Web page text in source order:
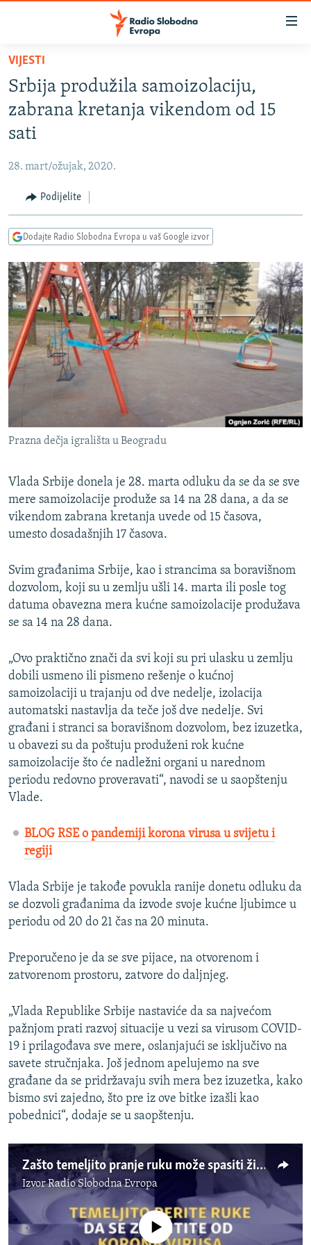
Pređite
glavni
sadržaj
Pređite
na
glavnu
Pređite
na
pretragu
VIJESTI
BOSNA I HERCEGOVINA
SRBIJA
CRNA GORA
VIZUELNO
INFOGRAFIKE
RAT U UKRAJINI
KINA NA BALKANU
RSE PRIČE IZ SVIJETA
ISPRIČAJ MI
DNEVNO@RSE
SPECIJALI RSE
VIŠE OD NASLOVA
POPLAVE I KLIZIŠTA U BIH 2024.
TV LIBERTY
POST SCRIPTUM
SVE KARTE DEJTONA
NASTANAK I RASPAD JUGOSLAVIJE
Sve RFE/RL stranice
VIJESTI
Srbija produžila samoizolaciju,
zabrana kretanja vikendom od 15
sati
28. mart/ožujak, 2020.
Podijelite
Dodajte Radio Slobodna Evropa u vaš Google izvor
Prazna dečja igrališta u Beogradu
Vlada Srbije donela je 28. marta odluku da se da se sve
mere samoizolacije produže sa 14 na 28 dana, a da se
vikendom zabrana kretanja uvede od 15 časova,
umesto dosadašnjih 17 časova.
Svim građanima Srbije, kao i strancima sa boravišnom
dozvolom, koji su u zemlju ušli 14. marta ili posle tog
datuma obavezna mera kućne samoizolacije produžava
se sa 14 na 28 dana.
„Ovo praktično znači da svi koji su pri ulasku u zemlju
dobili usmeno ili pismeno rešenje o kućnoj
samoizolaciji u trajanju od dve nedelje, izolacija
automatski nastavlja da teče još dve nedelje. Svi
građani i stranci sa boravišnom dozvolom, bez izuzetka,
u obavezi su da poštuju produženi rok kućne
samoizolacije što će nadležni organi u narednom
periodu redovno proveravati“, navodi se u saopštenju
Vlade.
BLOG RSE o pandemiji korona virusa u svijetu i
regiji
Vlada Srbije je takođe povukla ranije donetu odluku da
se dozvoli građanima da izvode svoje kućne ljubimce u
periodu od 20 do 21 čas na 20 minuta.
Preporučeno je da se sve pijace, na otvorenom i
zatvorenom prostoru, zatvore do daljnjeg.
„Vlada Republike Srbije nastaviće da sa najvećom
pažnjom prati razvoj situacije u vezi sa virusom COVID-
19 i prilagođava sve mere, oslanjajući se isključivo na
savete stručnjaka. Još jednom apelujemo na sve
građane da se pridržavaju svih mera bez izuzetka, kako
bismo svi zajedno, što pre iz ove bitke izašli kao
pobednici“, dodaje se u saopštenju.
Zašto temeljito pranje ruku može spasiti život
IzvorRadio Slobodna Evropa
No media source currently available